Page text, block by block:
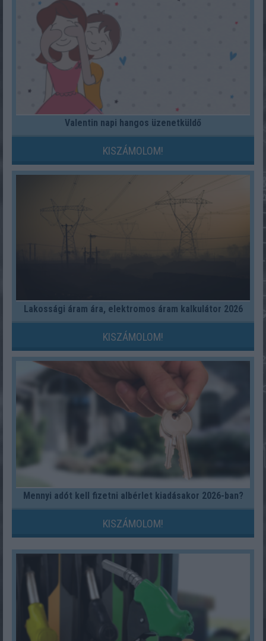
Valentin napi hangos üzenetküldő
KISZÁMOLOM!
Lakossági áram ára, elektromos áram kalkulátor 2026
KISZÁMOLOM!
Mennyi adót kell fizetni albérlet kiadásakor 2026-ban?
KISZÁMOLOM!